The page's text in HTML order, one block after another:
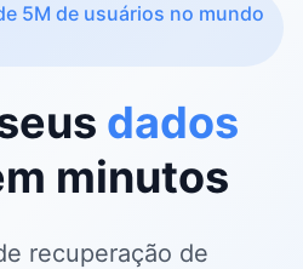
5M de usuários no mundo
dados
minutos
recuperação de